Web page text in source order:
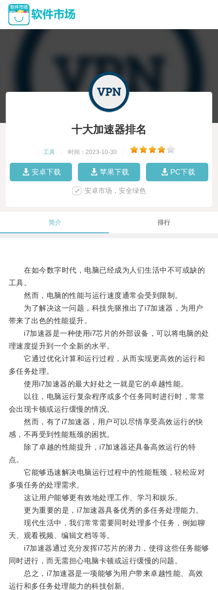
十大加速器排名
工具 时间：2023-10-30
安卓下载 苹果下载 PC下载
安卓市场，安全绿色
简介 排行
在如今数字时代，电脑已经成为人们生活中不可或缺的
工具。
然而，电脑的性能与运行速度通常会受到限制。
为了解决这一问题，科技先驱推出了i7加速器，为用户
带来了出色的性能提升。
i7加速器是一种使用i7芯片的外部设备，可以将电脑的处
理速度提升到一个全新的水平。
它通过优化计算和运行过程，从而实现更高效的运行和
多任务处理。
使用i7加速器的最大好处之一就是它的卓越性能。
以往，电脑运行复杂程序或多个任务同时进行时，常常
会出现卡顿或运行缓慢的情况。
然而，有了i7加速器，用户可以尽情享受高效运行的快
感，不再受到性能瓶颈的困扰。
除了卓越的性能提升，i7加速器还具备高效运行的特
点。
它能够迅速解决电脑运行过程中的性能瓶颈，轻松应对
多项任务的处理需求。
这让用户能够更有效地处理工作、学习和娱乐。
更为重要的是，i7加速器具备优秀的多任务处理能力。
现代生活中，我们常常需要同时处理多个任务，例如聊
天、观看视频、编辑文档等等。
i7加速器通过充分发挥i7芯片的潜力，使得这些任务能够
同时进行，而无需担心电脑卡顿或运行缓慢的问题。
总之，i7加速器是一项能够为用户带来卓越性能、高效
运行和多任务处理能力的科技创新。